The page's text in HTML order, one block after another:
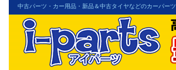
中古パーツ・カー用品・新品＆中古タイヤなどのカーパー